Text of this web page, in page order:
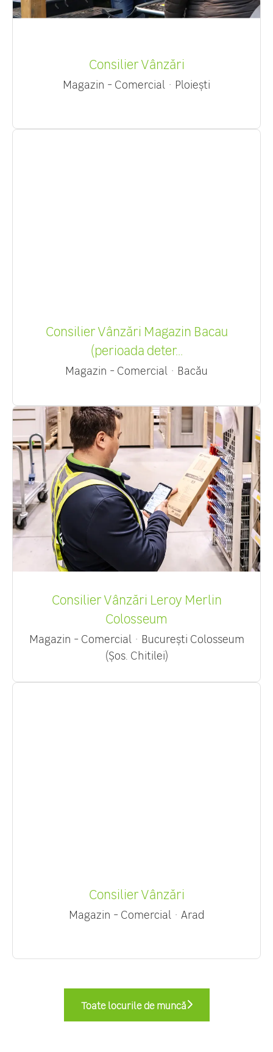
Consilier Vânzări
Magazin - Comercial · Ploiești
Consilier Vânzări Magazin Bacau
(perioada deter...
Magazin - Comercial · Bacău
Consilier Vânzări Leroy Merlin
Colosseum
Magazin - Comercial · București Colosseum
(Șos. Chitilei)
Consilier Vânzări
Magazin - Comercial · Arad
Toate locurile de muncă